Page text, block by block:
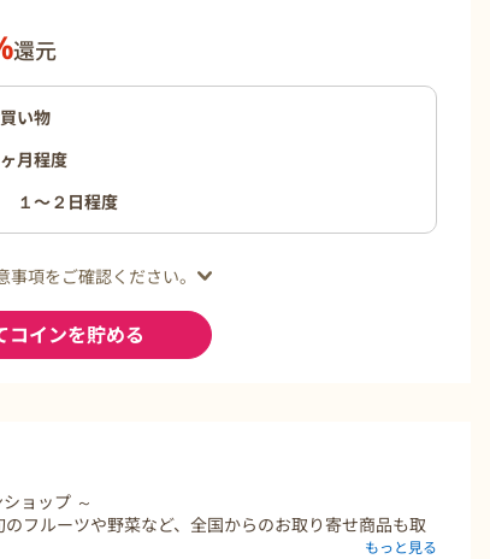
還元
い物
月程度
１〜２日程度
事項をご確認ください。
コインを貯める
ョップ ～
フルーツや野菜など、全国からのお取り寄せ商品も取
もっと見る